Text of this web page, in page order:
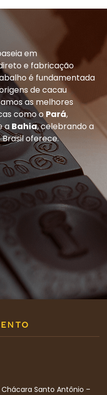
em
e fabricação
é fundamentada
de cacau
as melhores
como o Pará,
a Bahia, celebrando a
oferece.
Chácara Santo Antônio –